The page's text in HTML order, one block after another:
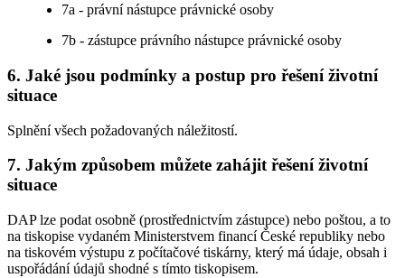
7a - právní nástupce právnické osoby
7b - zástupce právního nástupce právnické osoby
6. Jaké jsou podmínky a postup pro řešení životní
situace
Splnění všech požadovaných náležitostí.
7. Jakým způsobem můžete zahájit řešení životní
situace
DAP lze podat osobně (prostřednictvím zástupce) nebo poštou, a to
na tiskopise vydaném Ministerstvem financí České republiky nebo
na tiskovém výstupu z počítačové tiskárny, který má údaje, obsah i
uspořádání údajů shodné s tímto tiskopisem.